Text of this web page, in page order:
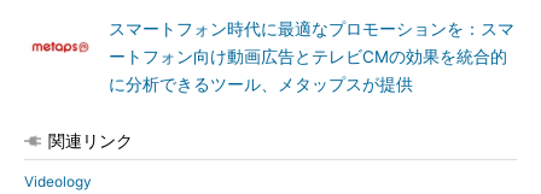
スマートフォン時代に最適なプロモーションを：スマ
ートフォン向け動画広告とテレビCMの効果を統合的
に分析できるツール、メタップスが提供
関連リンク
Videology